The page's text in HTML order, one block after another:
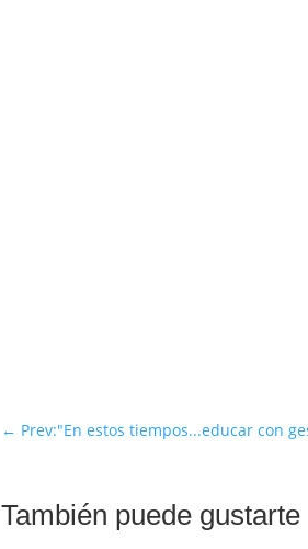
← Prev:"En estos tiempos...educar con
También puede gustarte